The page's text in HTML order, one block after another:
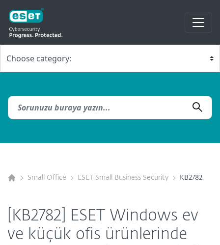
Small Office ESET Small Business Security KB2782
[KB2782] ESET Windows ev
ve küçük ofis ürünlerinde